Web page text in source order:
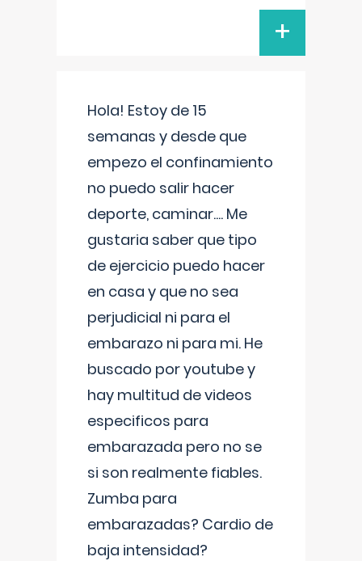
+
Hola! Estoy de 15
semanas y desde que
empezo el confinamiento
no puedo salir hacer
deporte, caminar.... Me
gustaria saber que tipo
de ejercicio puedo hacer
en casa y que no sea
perjudicial ni para el
embarazo ni para mi. He
buscado por youtube y
hay multitud de videos
especificos para
embarazada pero no se
si son realmente fiables.
Zumba para
embarazadas? Cardio de
baja intensidad?